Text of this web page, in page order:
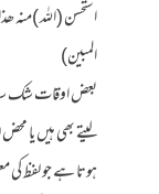
استحسن (اللہ )منہ
المبین)
بعض اوقات شک سا
لیتے بھی ہیں یا
ہوتا ہے جو لفظ